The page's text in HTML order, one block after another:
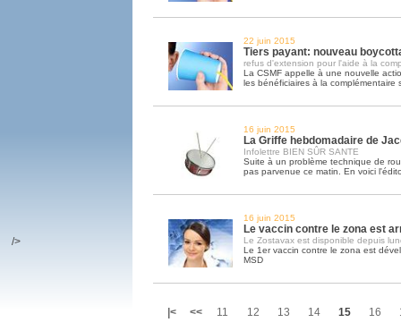
22 juin 2015
Tiers payant: nouveau
refus d'extension pour l'aide à la
La CSMF appelle à une nouvelle
les bénéficiaires à la complémentaire
16 juin 2015
La Griffe hebdomadaire de
Infolettre BIEN SÛR SANTE
Suite à un problème technique de
pas parvenue ce matin. En voici
16 juin 2015
Le vaccin contre le zona est
Le Zostavax est disponible depuis
Le 1er vaccin contre le zona est
MSD
|< << 11 12 13 14 15 16
/>